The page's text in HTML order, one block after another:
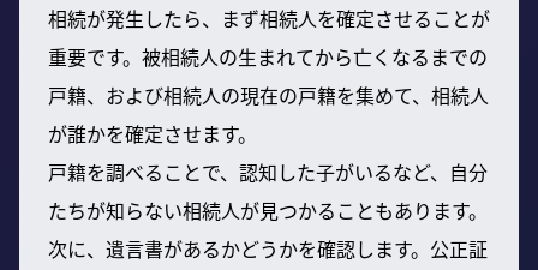
相続が発生したら、まず相続人を確定させることが
重要です。被相続人の生まれてから亡くなるまでの
戸籍、および相続人の現在の戸籍を集めて、相続人
が誰かを確定させます。
戸籍を調べることで、認知した子がいるなど、自分
たちが知らない相続人が見つかることもあります。
次に、遺言書があるかどうかを確認します。公正証